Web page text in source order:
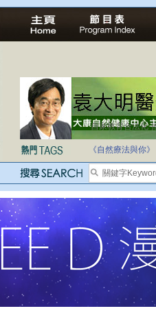
自家教育合法化-
《自然療法與你》